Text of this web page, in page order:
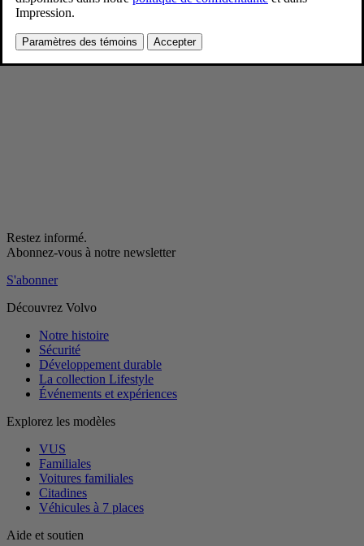
Volvo EX30 Cloud Blue
Pour consulter toute l’information sur les droits d’auteur, cliquez ici